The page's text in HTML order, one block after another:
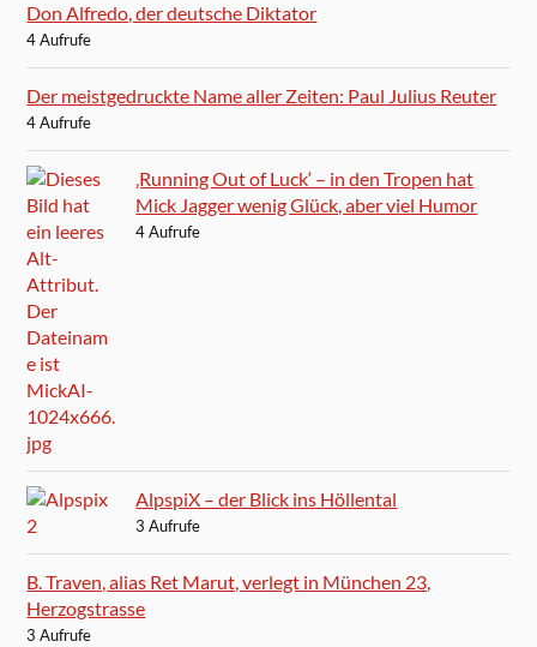
Don Alfredo, der deutsche Diktator
4 Aufrufe
Der meistgedruckte Name aller Zeiten: Paul Julius Reuter
4 Aufrufe
‚Running Out of Luck‘ – in den Tropen hat
Mick Jagger wenig Glück, aber viel Humor
4 Aufrufe
AlpspiX – der Blick ins Höllental
3 Aufrufe
B. Traven, alias Ret Marut, verlegt in München 23,
Herzogstrasse
3 Aufrufe